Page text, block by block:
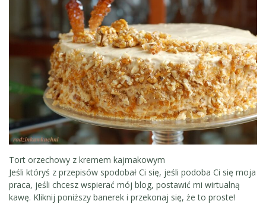
Tort orzechowy z kremem kajmakowym
Jeśli któryś z przepisów spodobał Ci się, jeśli podoba Ci się moja
praca, jeśli chcesz wspierać mój blog, postawić mi wirtualną
kawę. Kliknij poniższy banerek i przekonaj się, że to proste!